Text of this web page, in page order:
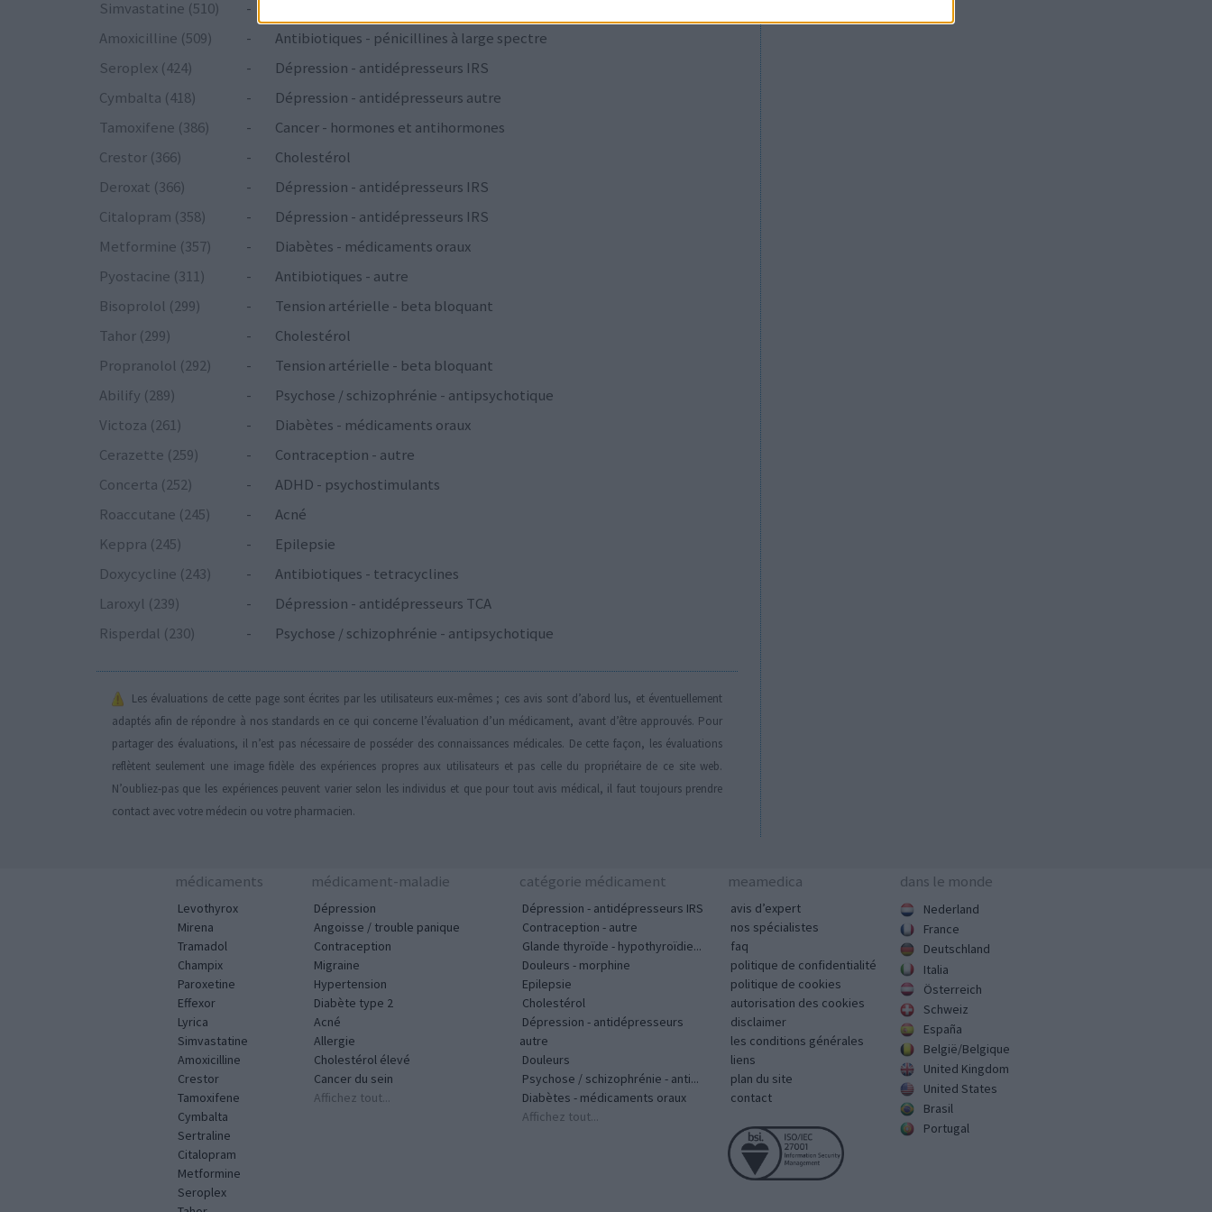
Simvastatine (510)
-
Amoxicilline (509)
-
Antibiotiques - pénicillines à large spectre
Seroplex (424)
-
Dépression - antidépresseurs IRS
Cymbalta (418)
-
Dépression - antidépresseurs autre
Tamoxifene (386)
-
Cancer - hormones et antihormones
Crestor (366)
-
Cholestérol
Deroxat (366)
-
Dépression - antidépresseurs IRS
Citalopram (358)
-
Dépression - antidépresseurs IRS
Metformine (357)
-
Diabètes - médicaments oraux
Pyostacine (311)
-
Antibiotiques - autre
Bisoprolol (299)
-
Tension artérielle - beta bloquant
Tahor (299)
-
Cholestérol
Propranolol (292)
-
Tension artérielle - beta bloquant
Abilify (289)
-
Psychose / schizophrénie - antipsychotique
Victoza (261)
-
Diabètes - médicaments oraux
Cerazette (259)
-
Contraception - autre
Concerta (252)
-
ADHD - psychostimulants
Roaccutane (245)
-
Acné
Keppra (245)
-
Epilepsie
Doxycycline (243)
-
Antibiotiques - tetracyclines
Laroxyl (239)
-
Dépression - antidépresseurs TCA
Risperdal (230)
- Psychose / schizophrénie - antipsychotique
Les évaluations de cette page sont écrites par les utilisateurs eux-mêmes ; ces avis sont d’abord lus, et éventuellement
adaptés afin de répondre à nos standards en ce qui concerne l’évaluation d’un médicament, avant d’être approuvés. Pour
partager des évaluations, il n’est pas nécessaire de posséder des connaissances médicales. De cette façon, les évaluations
reflètent seulement une image fidèle des expériences propres aux utilisateurs et pas celle du propriétaire de ce site web.
N’oubliez-pas que les expériences peuvent varier selon les individus et que pour tout avis médical, il faut toujours prendre
contact avec votre médecin ou votre pharmacien.
médicaments
Levothyrox
Mirena
Tramadol
Champix
Paroxetine
Effexor
Lyrica
Simvastatine
Amoxicilline
Crestor
Tamoxifene
Cymbalta
Sertraline
Citalopram
Metformine
Seroplex
médicament-maladie
Dépression
Angoisse / trouble panique
Contraception
Migraine
Hypertension
Diabète type 2
Acné
Allergie
Cholestérol élevé
Cancer du sein
Affichez tout...
catégorie médicament
Dépression - antidépresseurs IRS
Contraception - autre
Glande thyroïde - hypothyroïdie...
Douleurs - morphine
Epilepsie
Cholestérol
Dépression - antidépresseurs
autre
Douleurs
Psychose / schizophrénie - anti...
Diabètes - médicaments oraux
Affichez tout...
meamedica
avis d’expert
nos spécialistes
faq
politique de confidentialité
politique de cookies
autorisation des cookies
disclaimer
les conditions générales
liens
plan du site
contact
dans le monde
Nederland
France
Deutschland
Italia
Österreich
Schweiz
España
België/Belgique
United Kingdom
United States
Brasil
Portugal